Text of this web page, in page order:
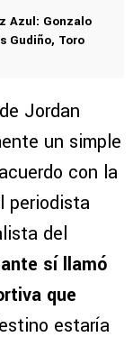
Azul: Gonzalo
Gudiño, Toro
Jordan
un simple
con la
periodista
del
sí llamó
que
estaría